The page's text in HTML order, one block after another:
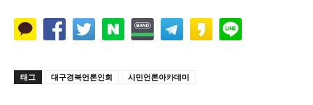
태그 대구경북언론인회 시민언론아카데미